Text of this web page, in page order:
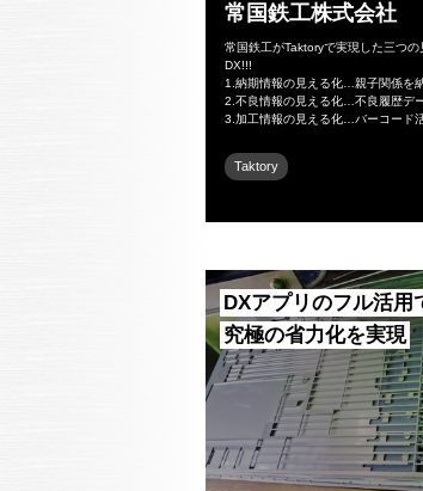
常国鉄工株式会社
常国鉄工がTaktoryで実現した三つの
DX!!!
1.納期情報の見える化…親子関係を
2.不良情報の見える化…不良履歴デ
3.加工情報の見える化…バーコード
Taktory
DXアプリのフル活用
究極の省力化を実現